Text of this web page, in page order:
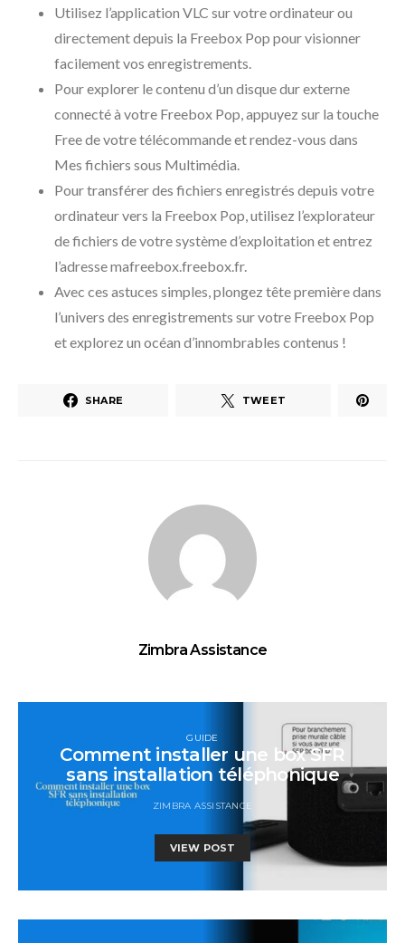
Utilisez l’application VLC sur votre ordinateur ou
directement depuis la Freebox Pop pour visionner
facilement vos enregistrements.
Pour explorer le contenu d’un disque dur externe
connecté à votre Freebox Pop, appuyez sur la touche
Free de votre télécommande et rendez-vous dans
Mes fichiers sous Multimédia.
Pour transférer des fichiers enregistrés depuis votre
ordinateur vers la Freebox Pop, utilisez l’explorateur
de fichiers de votre système d’exploitation et entrez
l’adresse mafreebox.freebox.fr.
Avec ces astuces simples, plongez tête première dans
l’univers des enregistrements sur votre Freebox Pop
et explorez un océan d’innombrables contenus !
SHARE TWEET
Zimbra Assistance
GUIDE
Comment installer une box SFR
sans installation téléphonique
ZIMBRA ASSISTANCE
VIEW POST